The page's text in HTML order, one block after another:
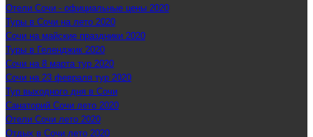
Отели Сочи - официальные цены 2020
Туры в Сочи на лето 2020
Сочи на майские праздники 2020
Туры в Геленджик 2020
Сочи на 8 марта тур 2020
Сочи на 23 февраля тур 2020
Тур выходного дня в Сочи
Санаторий Сочи лето 2020
Отели Сочи лето 2020
Отдых в Сочи лето 2020